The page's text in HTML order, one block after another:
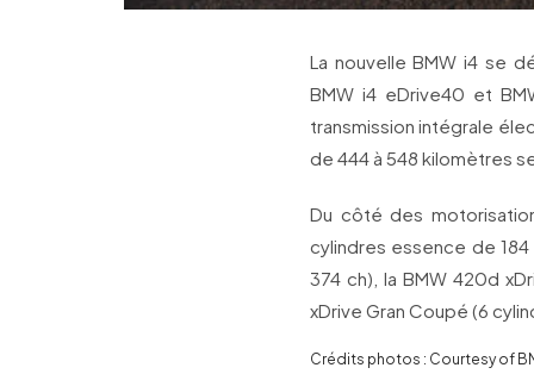
La nouvelle BMW i4 se
BMW i4 eDrive40 et
transmission intégrale
de 444 à 548 kilomètres
Du côté des
cylindres essence de
374 ch), la BMW 420d
xDrive Gran Coupé (6
Crédits photos : Courtesy of